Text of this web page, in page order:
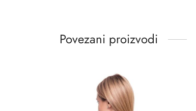
Povezani proizvodi